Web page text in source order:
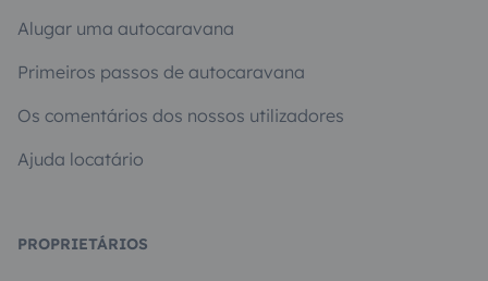
Alugar uma autocaravana
Primeiros passos de autocaravana
Os comentários dos nossos utilizadores
Ajuda locatário
PROPRIETÁRIOS